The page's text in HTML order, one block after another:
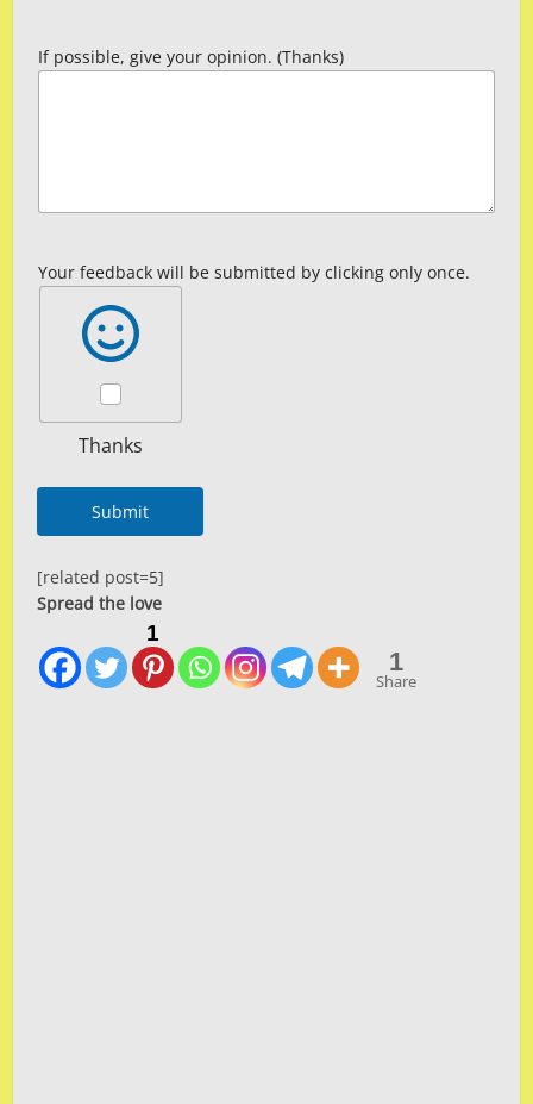
If possible, give your opinion. (Thanks)
Your feedback will be submitted by clicking only once.
Thanks
Submit
[related post=5]
Spread the love
1
1
Share